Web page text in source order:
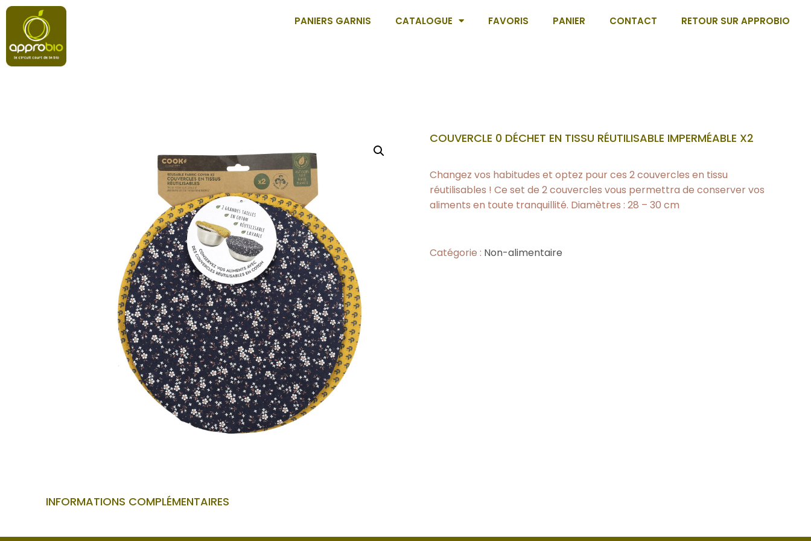
PANIERS GARNIS CATALOGUE FAVORIS PANIER CONTACT RETOUR SUR APPROBIO
COUVERCLE 0 DÉCHET EN TISSU RÉUTILISABLE IMPERMÉABLE X2
Changez vos habitudes et optez pour ces 2 couvercles en tissu
réutilisables ! Ce set de 2 couvercles vous permettra de conserver vos
aliments en toute tranquillité. Diamètres : 28 – 30 cm
Catégorie : Non-alimentaire
INFORMATIONS COMPLÉMENTAIRES